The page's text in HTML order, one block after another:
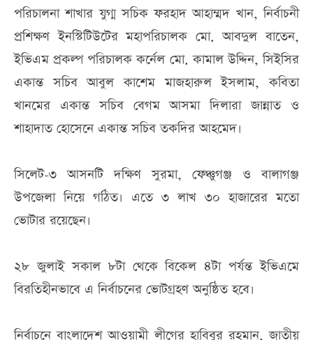
পরিচালনা শাখার যুগ্ম সচিক ফরহাদ আহাম্মদ খান, নির্বাচনী
প্রশিক্ষণ ইনস্টিটিউটের মহাপরিচালক মো. আবদুল বাতেন,
ইভিএম প্রকল্প পরিচালক কর্নেল মো. কামাল উদ্দিন, সিইসির
একান্ত সচিব আবুল কাশেম মাজহারুল ইসলাম, কবিতা
খানমের একান্ত সচিব বেগম আসমা দিলারা জান্নাত ও
শাহাদাত হোসেনে একান্ত সচিব তকদির আহমেদ।
সিলেট-৩ আসনটি দক্ষিণ সুরমা, ফেঞ্চুগঞ্জ ও বালাগঞ্জ
উপজেলা নিয়ে গঠিত। এতে ৩ লাখ ৩০ হাজারের মতো
ভোটার রয়েছেন।
২৮ জুলাই সকাল ৮টা থেকে বিকেল ৪টা পর্যন্ত ইভিএমে
বিরতিহীনভাবে এ নির্বাচনের ভোটগ্রহণ অনুষ্ঠিত হবে।
নির্বাচনে বাংলাদেশ আওয়ামী লীগের হাবিবুর রহমান, জাতীয়